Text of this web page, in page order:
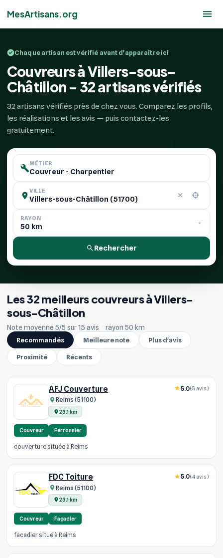
MesArtisans.org
Chaque artisan est vérifié avant d'apparaître ici
Couvreurs à Villers-sous-
Châtillon - 32 artisans vérifiés
32 artisans vérifiés près de chez vous. Comparez les profils,
les réalisations et les avis — puis contactez-les
gratuitement.
MÉTIER
VILLE
RAYON
Rechercher
Les 32 meilleurs couvreurs à Villers-
sous-Châtillon
Note moyenne 5/5 sur 15 avis · rayon 50 km
Recommandés
Meilleure note Plus d'avis
Proximité Récents
AFJ Couverture
Reims (51100)
23.1 km
5.0(5 avis)
Couvreur Ferronnier
couverture située à Reims
FDC Toiture
Reims (51100)
23.1 km
5.0(4 avis)
Couvreur Façadier
facadier situé à Reims